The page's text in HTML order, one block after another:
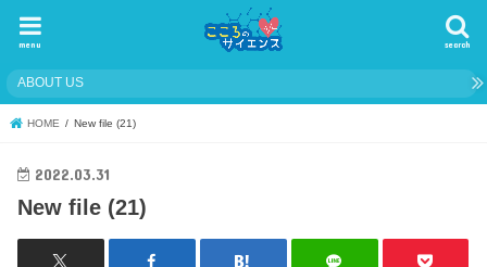
search
menu
ABOUT US
HOME New file (21)
2022.03.31
New file (21)